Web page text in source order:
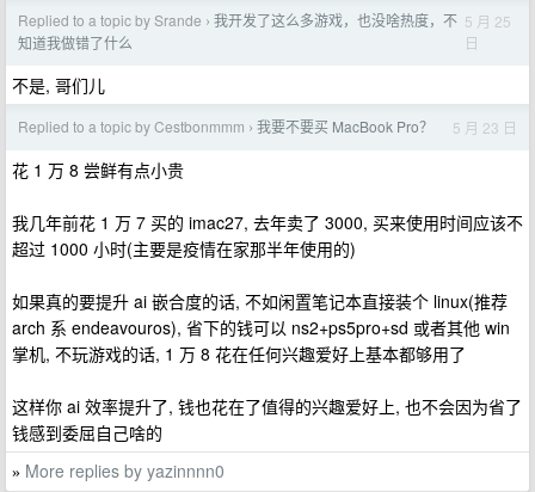
Replied to a topic by Srande › 我开发了这么多游戏，也没啥热度，不
知道我做错了什么
5 月 25
日
不是, 哥们儿
Replied to a topic by Cestbonmmm › 我要不要买 MacBook Pro？ 5 月 23 日
花 1 万 8 尝鲜有点小贵
我几年前花 1 万 7 买的 imac27, 去年卖了 3000, 买来使用时间应该不
超过 1000 小时(主要是疫情在家那半年使用的)
如果真的要提升 ai 嵌合度的话, 不如闲置笔记本直接装个 linux(推荐
arch 系 endeavouros), 省下的钱可以 ns2+ps5pro+sd 或者其他 win
掌机, 不玩游戏的话, 1 万 8 花在任何兴趣爱好上基本都够用了
这样你 ai 效率提升了, 钱也花在了值得的兴趣爱好上, 也不会因为省了
钱感到委屈自己啥的
» More replies by yazinnnn0